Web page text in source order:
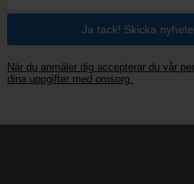
När du anmäler dig accepterar du vår
dina uppgifter med omsorg.